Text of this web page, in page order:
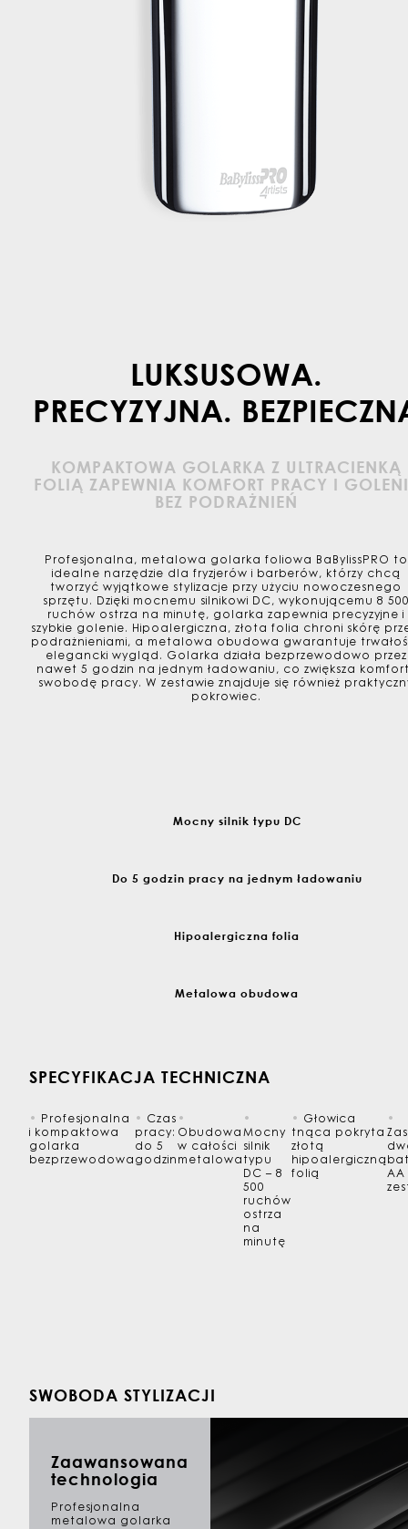
LUKSUSOWA.
PRECYZYJNA.
KOMPAKTOWA GOLARKA Z ULTRACIENKĄ
FOLIĄ ZAPEWNIA KOMFORT PRACY I
BEZ PODRAŻNIEŃ
Profesjonalna, metalowa golarka foliowa BaBylissPRO to
idealne narzędzie dla fryzjerów i barberów, którzy chcą
tworzyć wyjątkowe stylizacje przy użyciu nowoczesnego
sprzętu. Dzięki mocnemu silnikowi DC, wykonującemu 8
ruchów ostrza na minutę, golarka zapewnia precyzyjne i
szybkie golenie. Hipoalergiczna, złota folia chroni skórę
podrażnieniami, a metalowa obudowa gwarantuje
elegancki wygląd. Golarka działa bezprzewodowo przez
nawet 5 godzin na jednym ładowaniu, co zwiększa
swobodę pracy. W zestawie znajduje się również
pokrowiec.
Mocny silnik typu DC
Do 5 godzin pracy na jednym ładowaniu
Hipoalergiczna folia
Metalowa obudowa
SPECYFIKACJA TECHNICZNA
•
Profesjonalna
i kompaktowa
golarka
bezprzewodowa
•
Czas
pracy:
do 5
godzin
•
Obudowa
w całości
metalowa
•
Mocny
silnik
typu
DC – 8
500
ruchów
ostrza
na
minutę
•
Głowica
tnąca pokryta
złotą
hipoalergiczną
folią
•
AA
SWOBODA STYLIZACJI
Zaawansowana
technologia
Profesjonalna
metalowa golarka